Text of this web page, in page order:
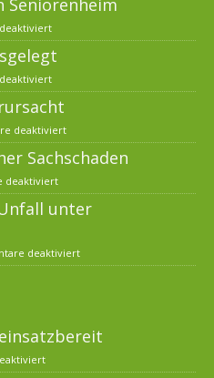
deaktiviert
Sachschaden
deaktiviert
unter
deaktiviert